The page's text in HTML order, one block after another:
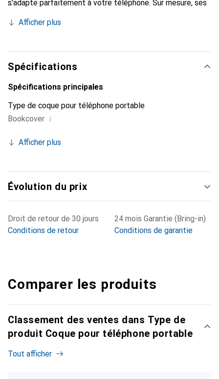
s'adapte parfaitement à votre téléphone. Sur mesure, ses
Elle devient l'accessoire chic et indispensable pour votre
internationalement pour ses produits de haute qualité et
constitue un choix fiable pour une clientèle exigeante.
Afficher plus
Spécifications
Spécifications principales
Type de coque pour téléphone portable
Bookcover i
Afficher plus
Évolution du prix
Droit de retour de 30 jours
Conditions de retour
24 mois Garantie (Bring-in)
Conditions de garantie
Comparer les produits
Classement des ventes dans Type de
produit Coque pour téléphone portable
Tout afficher